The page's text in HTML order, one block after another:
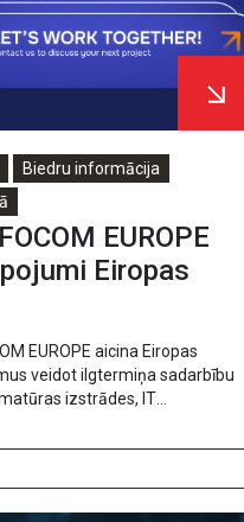
Biedru informācija
EUROPE
Eiropas
EUROPE aicina Eiropas
veidot ilgtermiņa sadarbību
izstrādes, IT
identitātes pārbaudes jomā.